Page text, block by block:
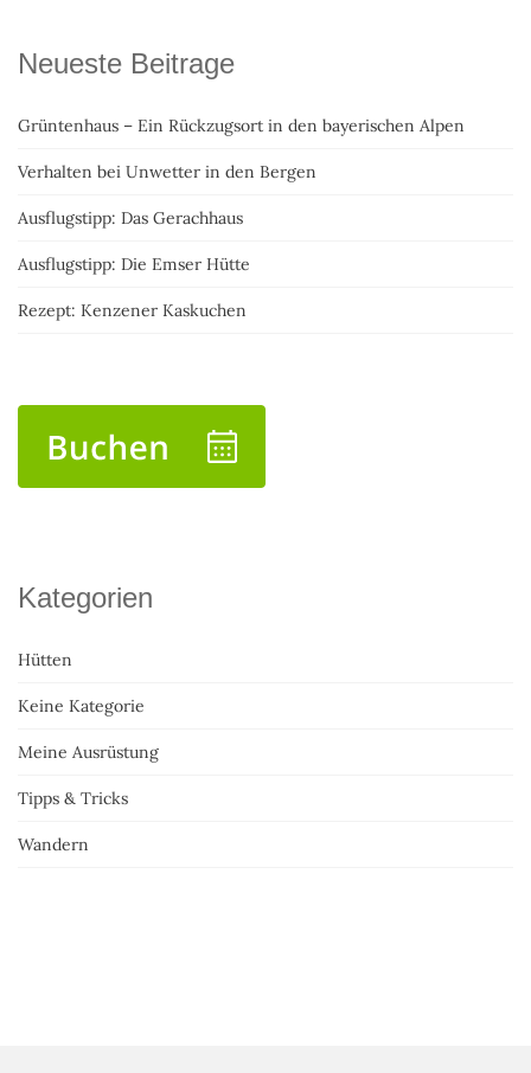
Neueste Beitrage
Grüntenhaus – Ein Rückzugsort in den bayerischen Alpen
Verhalten bei Unwetter in den Bergen
Ausflugstipp: Das Gerachhaus
Ausflugstipp: Die Emser Hütte
Rezept: Kenzener Kaskuchen
Kategorien
Hütten
Keine Kategorie
Meine Ausrüstung
Tipps & Tricks
Wandern